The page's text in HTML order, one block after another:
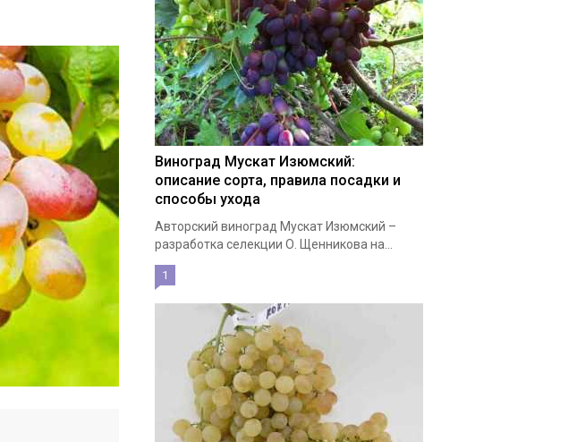
Виноград Мускат Изюмский:
описание сорта, правила посадки и
способы ухода
Авторский виноград Мускат Изюмский –
разработка селекции О. Щенникова на...
1